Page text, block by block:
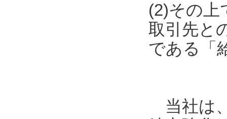
(2)その上
取引先と
である「
当社は